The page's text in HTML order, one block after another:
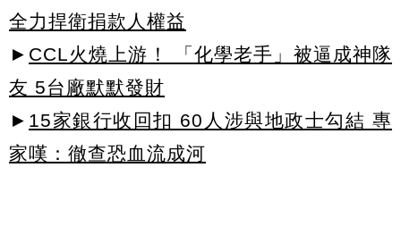
全力捍衛捐款人權益
► CCL火燒上游！ 「化學老手」被逼成神隊
友 5台廠默默發財
► 15家銀行收回扣 60人涉與地政士勾結 專
家嘆：徹查恐血流成河